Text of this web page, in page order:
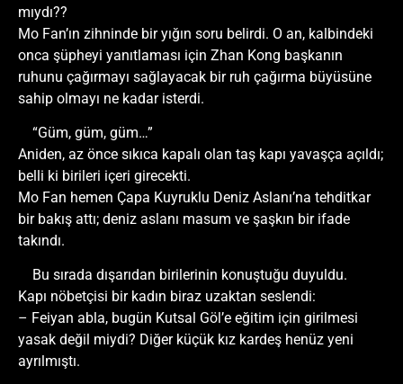
mıydı??
Mo Fan’ın zihninde bir yığın soru belirdi. O an, kalbindeki
onca şüpheyi yanıtlaması için Zhan Kong başkanın
ruhunu çağırmayı sağlayacak bir ruh çağırma büyüsüne
sahip olmayı ne kadar isterdi.
“Güm, güm, güm…”
Aniden, az önce sıkıca kapalı olan taş kapı yavaşça açıldı;
belli ki birileri içeri girecekti.
Mo Fan hemen Çapa Kuyruklu Deniz Aslanı’na tehditkar
bir bakış attı; deniz aslanı masum ve şaşkın bir ifade
takındı.
Bu sırada dışarıdan birilerinin konuştuğu duyuldu.
Kapı nöbetçisi bir kadın biraz uzaktan seslendi:
– Feiyan abla, bugün Kutsal Göl’e eğitim için girilmesi
yasak değil miydi? Diğer küçük kız kardeş henüz yeni
ayrılmıştı.